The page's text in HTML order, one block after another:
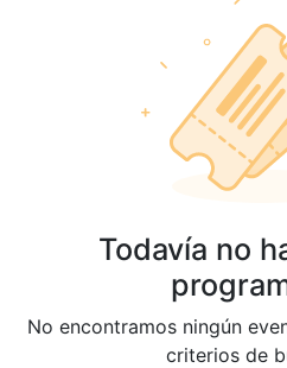
Todavía no
No encontramos ningún
criterios de